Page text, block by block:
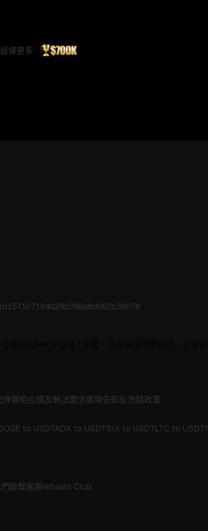
傭更多
律聲明合規及執法要求風險告知反洗錢政策
to USDTADA to USDTSUI to USDTLTC to USDT
聯繫客服Whales Club